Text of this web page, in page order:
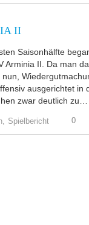
II
Saisonhälfte
Arminia II. Da man
ausgerichtet in
zwar deutlich zu…
Spielbericht 0